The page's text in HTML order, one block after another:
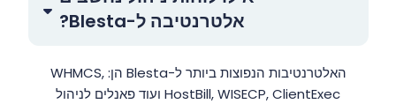
אלטרנטיבה ל-Blesta?
האלטרנטיבות הנפוצות ביותר ל-Blesta הן: WHMCS,
HostBill, WISECP, ClientExec ועוד פאנלים לניהול